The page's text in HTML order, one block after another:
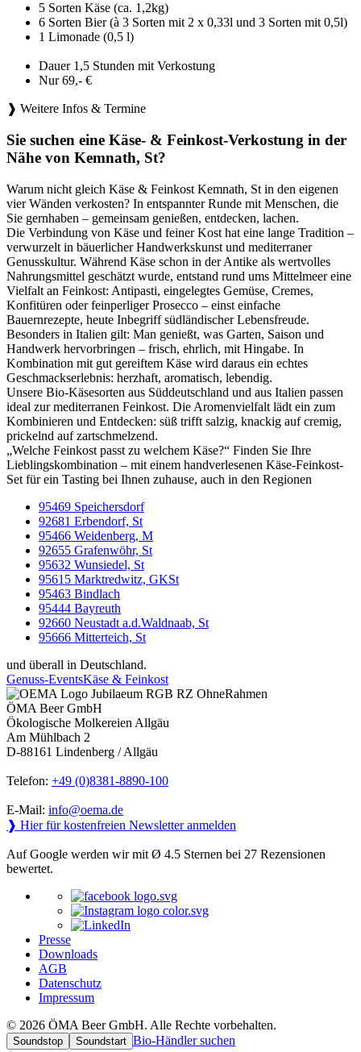
5 Sorten Käse (ca. 1,2kg)
6 Sorten Bier (à 3 Sorten mit 2 x 0,33l und 3 Sorten mit 0,5l)
1 Limonade (0,5 l)
Dauer 1,5 Stunden mit Verkostung
Nur 69,- €
❱ Weitere Infos & Termine
Sie suchen eine Käse- & Feinkost-Verkostung in der
Nähe von Kemnath, St?
Warum nicht gleich Käse & Feinkost Kemnath, St in den eigenen
vier Wänden verkosten? In entspannter Runde mit Menschen, die
Sie gernhaben – gemeinsam genießen, entdecken, lachen.
Die Verbindung von Käse und feiner Kost hat eine lange Tradition –
verwurzelt in bäuerlicher Handwerkskunst und mediterraner
Genusskultur. Während Käse schon in der Antike als wertvolles
Nahrungsmittel geschätzt wurde, entstand rund ums Mittelmeer eine
Vielfalt an Feinkost: Antipasti, eingelegtes Gemüse, Cremes,
Konfitüren oder feinperliger Prosecco – einst einfache
Bauernrezepte, heute Inbegriff südländischer Lebensfreude.
Besonders in Italien gilt: Man genießt, was Garten, Saison und
Handwerk hervorbringen – frisch, ehrlich, mit Hingabe. In
Kombination mit gut gereiftem Käse wird daraus ein echtes
Geschmackserlebnis: herzhaft, aromatisch, lebendig.
Unsere Bio-Käsesorten aus Süddeutschland und aus Italien passen
ideal zur mediterranen Feinkost. Die Aromenvielfalt lädt ein zum
Kombinieren und Entdecken: süß trifft salzig, knackig auf cremig,
prickelnd auf zartschmelzend.
„Welche Feinkost passt zu welchem Käse?“ Finden Sie Ihre
Lieblingskombination – mit einem handverlesenen Käse-Feinkost-
Set für ein Tasting bei Ihnen zuhause, auch in den Regionen
95469 Speichersdorf
92681 Erbendorf, St
95466 Weidenberg, M
92655 Grafenwöhr, St
95632 Wunsiedel, St
95615 Marktredwitz, GKSt
95463 Bindlach
95444 Bayreuth
92660 Neustadt a.d.Waldnaab, St
95666 Mitterteich, St
und überall in Deutschland.
Genuss-EventsKäse & Feinkost
ÖMA Beer GmbH
Ökologische Molkereien Allgäu
Am Mühlbach 2
D-88161 Lindenberg / Allgäu
Telefon: +49 (0)8381-8890-100
E-Mail: info@oema.de
❱ Hier für kostenfreien Newsletter anmelden
Auf Google werden wir mit Ø 4.5 Sternen bei 27 Rezensionen
bewertet.
Presse
Downloads
AGB
Datenschutz
Impressum
© 2026 ÖMA Beer GmbH. Alle Rechte vorbehalten.
Soundstop Soundstart Bio-Händler suchen